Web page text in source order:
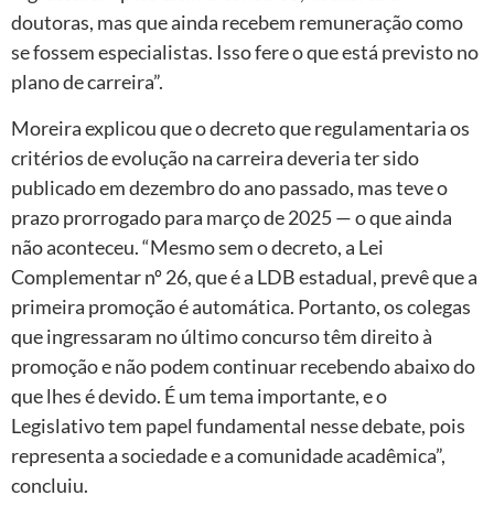
doutoras, mas que ainda recebem remuneração como
se fossem especialistas. Isso fere o que está previsto no
plano de carreira”.
Moreira explicou que o decreto que regulamentaria os
critérios de evolução na carreira deveria ter sido
publicado em dezembro do ano passado, mas teve o
prazo prorrogado para março de 2025 — o que ainda
não aconteceu. “Mesmo sem o decreto, a Lei
Complementar nº 26, que é a LDB estadual, prevê que a
primeira promoção é automática. Portanto, os colegas
que ingressaram no último concurso têm direito à
promoção e não podem continuar recebendo abaixo do
que lhes é devido. É um tema importante, e o
Legislativo tem papel fundamental nesse debate, pois
representa a sociedade e a comunidade acadêmica”,
concluiu.